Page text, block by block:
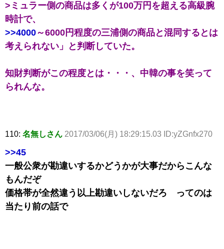
>ミュラー側の商品は多くが100万円を超える高級腕
時計で、
>>4000～6000円程度の三浦側の商品と混同するとは
考えられない」と判断していた。
知財判断がこの程度とは・・・、中韓の事を笑って
られんな。
110: 名無しさん 2017/03/06(月) 18:29:15.03 ID:yZGnfx270
>>45
一般公衆が勘違いするかどうかが大事だからこんな
もんだぞ
価格帯が全然違う以上勘違いしないだろ ってのは
当たり前の話で